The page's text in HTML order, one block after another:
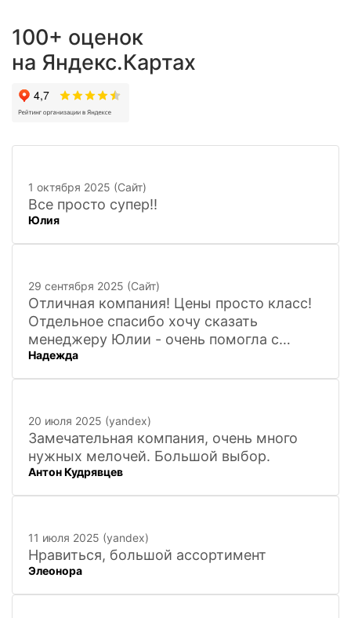
100+ оценок
на Яндекс.Картах
1 октября 2025 (Сайт)
Все просто супер!!
Юлия
29 сентября 2025 (Сайт)
Отличная компания! Цены просто класс!
Отдельное спасибо хочу сказать
менеджеру Юлии - очень помогла с
покупкой и доставкой сувенирных
фигурок! Буду ждать новинок и покупать
Надежда
20 июля 2025 (yandex)
Замечательная компания, очень много
нужных мелочей. Большой выбор.
Антон Кудрявцев
11 июля 2025 (yandex)
Нравиться, большой ассортимент
Элеонора